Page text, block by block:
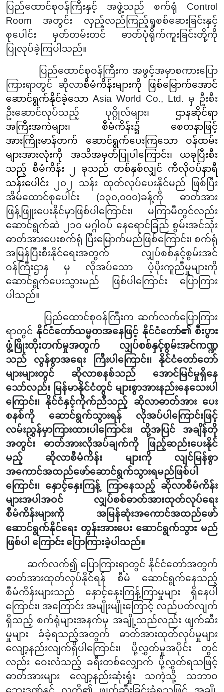
ပြည်ထောင်စုဝန်ကြီးနှင့် အဖွဲ့သည် စက်ရုံ Control
Room
အတွင်း လှည့်လည်ကြည့်ရှုစစ်ဆေးခြင်းနှင့်
စုပေါင်း
မှတ်တမ်းတင်
ဓာတ်ပုံရိုက်ကူးခြင်းတို့ကို
ပြုလုပ်ခဲ့ကြပါသည်။
ပြည်ထောင်စုဝန်ကြီးက အဖွင့်အမှာစကားပြော
ကြားရာတွင် ဆိုလာစီမံကိန်းများကို ဖြစ်မြောက်အောင်
ဆောင်ရွက်နိုင်ခဲ့သော Asia World Co., Ltd. မှ ဦးစီး
ဦးဆောင်လုပ်သည့် ပုဂ္ဂိုလ်များ၊ ဌာနဆိုင်ရာ
အကြီးအကဲများ၊ စီမံကိန်း၌ စေတနာဖြင့်
အားကြိုးမာန်တက် ဆောင်ရွက်ပေးကြသော ဝန်ထမ်း
များအားလုံးကို အသိအမှတ်ပြုပါကြောင်း၊ ယခုပြီးစီး
သည့် စီမံကိန်း ၂ ခုသည် တစ်နှစ်လျှင် ကီလိုဝပ်နာရီ
သန်းပေါင်း
၂၀၂ သန်း ထုတ်လုပ်ပေးနိုင်မည် ဖြစ် ပြီး
အိမ်ထောင်စုပေါင်း (၁၃၀,၀၀၀)ခန့်ကို ဓာတ်အား
ဖြန့်ဖြူးပေးနိုင်မှာဖြစ်ပါကြောင်း၊
မကြာမီတွင်လည်း
ဆောင်ရွက်ဆဲ ၂၁၀ မဂ္ဂါဝပ် နေရောင်ခြည် စွမ်းအင်သုံး
ဓာတ်အားပေးစက်ရုံ ပြီးမြောက်မည်ဖြစ်ကြောင်း၊ စက်ရုံ
အမြန်ပြီးစီးနိုင်ရေးအတွက် လျှပ်စစ်နှင့်စွမ်းအင်
ဝန်ကြီးဌာန မှ လိုအပ်သော ပံ့ပိုးကူညီမှုများကို
ဆောင်ရွက်ပေးသွားမည် ဖြစ်ပါကြောင်း ပြောကြား
ပါသည်။
ပြည်ထောင်စုဝန်ကြီးက ဆက်လက်ပြောကြား
ရာတွင်နိုင်ငံတော်သမ္မတအနေဖြင့် နိုင်ငံတော်၏ စီးပွား
ဖွံ့ဖြိုးတိုးတက်မှုအတွက် လျှပ်စစ်နှင့်စွမ်းအင်ကဏ္ဍ
သည် လွန်စွာအရေး ကြီးပါကြောင်း၊ နိုင်ငံတော်တော်
များများတွင် ဆိုလာစနစ်သည် အောင်မြင်မှုရှိနေ
သော်လည်း မြန်မာနိုင်ငံတွင် များစွာအားနည်းနေသေးပါ
ကြောင်း၊ နိုင်ငံနှင့်ကိုက်ညီသည့် ဆိုလာဓာတ်အား ပေး
စနစ်ကို ဆောင်ရွက်သွားရန် လိုအပ်ပါကြောင်းဖြင့်
လမ်းညွှန်မှာကြားထားပါကြောင်း၊ ထို့အပြင် အချိန်တို
အတွင်း ဓာတ်အားလိုအပ်ချက်ကို ဖြည့်ဆည်းပေးနိုင်
မည့် ဆိုလာစီမံကိန်း များကို လျင်မြန်စွာ
အကောင်အထည်ဖော်ဆောင်ရွက်သွားရမည်ဖြစ်ပါ
ကြောင်း၊ နှောင့်နှေးကြန့် ကြာနေသည့် ဆိုလာစီမံကိန်း
များအပါအဝင် လျှပ်စစ်ဓာတ်အားထုတ်လုပ်ရေး
စီမံကိန်းများကို အမြန်ဆုံးအကောင်အထည်ဖော်
ဆောင်ရွက်နိုင်ရေး တွန်းအားပေး ဆောင်ရွက်သွား မည်
ဖြစ်ပါ ကြောင်း ပြောကြားခဲ့ပါသည်။
ဆက်လက်၍ ပြောကြားရာတွင် နိုင်ငံတော်အတွက်
ဓာတ်အားထုတ်လုပ်နိုင်ရန် စီမံ ဆောင်ရွက်နေသည့်
စီမံကိန်းများသည် နှောင့်နှေးကြန့်ကြာမှုများ ရှိနေပါ
ကြောင်း၊ အကြောင်း အမျိုးမျိုးကြောင့် လည်ပတ်လျက်
ရှိသည့် စက်ရုံများအနက်မှ အချို့သည်လည်း ဖျက်ဆီး
မှုများ ခံခဲ့ရသည့်အတွက် ဓာတ်အားထုတ်လုပ်မှုများ
လျော့နည်းလျက်ရှိပါကြောင်း၊ ပို့လွှတ်မှုအပိုင်း တွင်
လည်း ဝေးလံသည့် ခရီးတစ်လျှောက် ပို့လွှတ်ရသဖြင့်
ဓာတ်အားများ လျော့နည်းဆုံးရှုံး သကဲ့သို့ သဘာဝ